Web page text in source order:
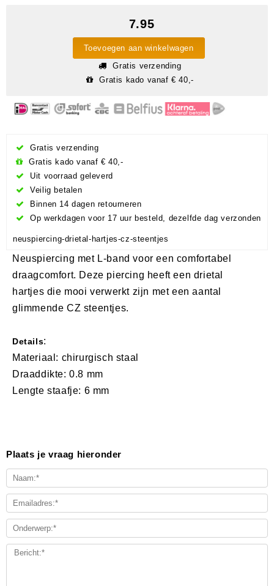
7.95
Toevoegen aan winkelwagen
Gratis verzending
Gratis kado vanaf € 40,-
Gratis verzending
Gratis kado vanaf € 40,-
Uit voorraad geleverd
Veilig betalen
Binnen 14 dagen retourneren
Op werkdagen voor 17 uur besteld, dezelfde dag verzonden
neuspiercing-drietal-hartjes-cz-steentjes
Neuspiercing met L-band voor een comfortabel
draagcomfort. Deze piercing heeft een drietal
hartjes die mooi verwerkt zijn met een aantal
glimmende CZ steentjes.
Details:
Materiaal: chirurgisch staal
Draaddikte: 0.8 mm
Lengte staafje: 6 mm
Plaats je vraag hieronder